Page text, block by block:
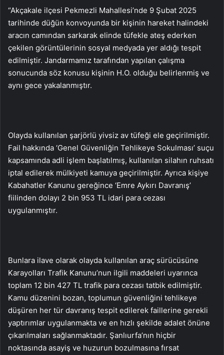
“Akçakale ilçesi Pekmezli Mahallesi’nde 9 Şubat 2025
tarihinde düğün konvoyunda bir kişinin hareket halindeki
aracın camından sarkarak elinde tüfekle ateş ederken
çekilen görüntülerinin sosyal medyada yer aldığı tespit
edilmiştir. Jandarmamız tarafından yapılan çalışma
sonucunda söz konusu kişinin H.O. olduğu belirlenmiş ve
aynı gece yakalanmıştır.
Olayda kullanılan şarjörlü yivsiz av tüfeği ele geçirilmiştir.
Fail hakkında ‘Genel Güvenliğin Tehlikeye Sokulması’ suçu
kapsamında adli işlem başlatılmış, kullanılan silahın ruhsatı
iptal edilerek mülkiyeti kamuya geçirilmiştir. Ayrıca kişiye
Kabahatler Kanunu gereğince ‘Emre Aykırı Davranış’
fiilinden dolayı 2 bin 953 TL idari para cezası
uygulanmıştır.
Bunlara ilave olarak olayda kullanılan araç sürücüsüne
Karayolları Trafik Kanunu’nun ilgili maddeleri uyarınca
toplam 12 bin 427 TL trafik para cezası tatbik edilmiştir.
Kamu düzenini bozan, toplumun güvenliğini tehlikeye
düşüren her tür davranış tespit edilerek faillerine gerekli
yaptırımlar uygulanmakta ve en hızlı şekilde adalet önüne
çıkarılmaları sağlanmaktadır. Şanlıurfa’nın hiçbir
noktasında asayiş ve huzurun bozulmasına fırsat